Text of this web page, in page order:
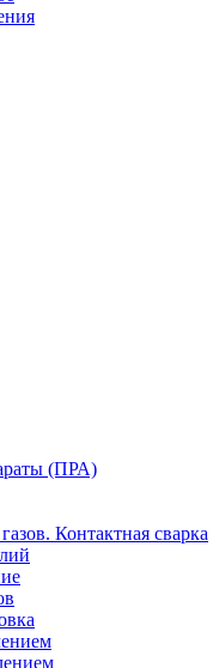
(ПРА)
Контактная сварка